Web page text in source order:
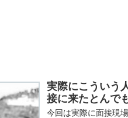
実際にこういう
接に来たとんで
今回は実際に面接現